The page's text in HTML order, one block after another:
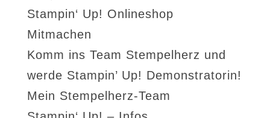
Stampin‘ Up! Onlineshop
Mitmachen
Komm ins Team Stempelherz und
werde Stampin’ Up! Demonstratorin!
Mein Stempelherz-Team